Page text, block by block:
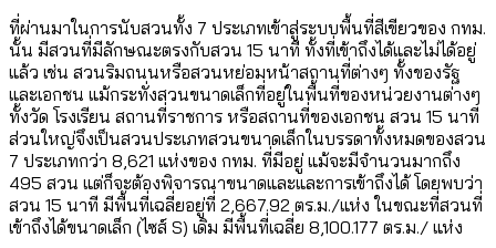
ที่ผ่านมาในการนับสวนทั้ง 7 ประเภทเข้าสู่ระบบพื้นที่สีเขียวของ กทม.
นั้น มีสวนที่มีลักษณะตรงกับสวน 15 นาที ทั้งที่เข้าถึงได้และไม่ได้อยู่
แล้ว เช่น สวนริมถนนหรือสวนหย่อมหน้าสถานที่ต่างๆ ทั้งของรัฐ
และเอกชน แม้กระทั่งสวนขนาดเล็กที่อยู่ในพื้นที่ของหน่วยงานต่างๆ
ทั้งวัด โรงเรียน สถานที่ราชการ หรือสถานที่ของเอกชน สวน 15 นาที
ส่วนใหญ่จึงเป็นสวนประเภทสวนขนาดเล็กในบรรดาทั้งหมดของสวน
7 ประเภทกว่า 8,621 แห่งของ กทม. ที่มีอยู่ แม้จะมีจำนวนมากถึง
495 สวน แต่ก็จะต้องพิจารณาขนาดและและการเข้าถึงได้ โดยพบว่า
สวน 15 นาที มีพื้นที่เฉลี่ยอยู่ที่ 2,667.92 ตร.ม./แห่ง ในขณะที่สวนที่
เข้าถึงได้ขนาดเล็ก (ไซส์ S) เดิม มีพื้นที่เฉลี่ย 8,100.177 ตร.ม./ แห่ง